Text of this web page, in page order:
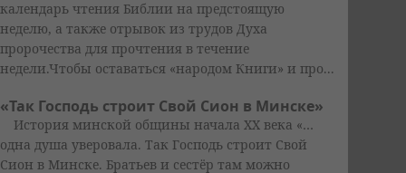
календарь чтения Библии на предстоящую
неделю, а также отрывок из трудов Духа
пророчества для прочтения в течение
недели.Чтобы оставаться «народом Книги» и про...
«Так Господь строит Свой Сион в Минске»
История минской общины начала XX века «…
одна душа уверовала. Так Господь строит Свой
Сион в Минске. Братьев и сестёр там можно